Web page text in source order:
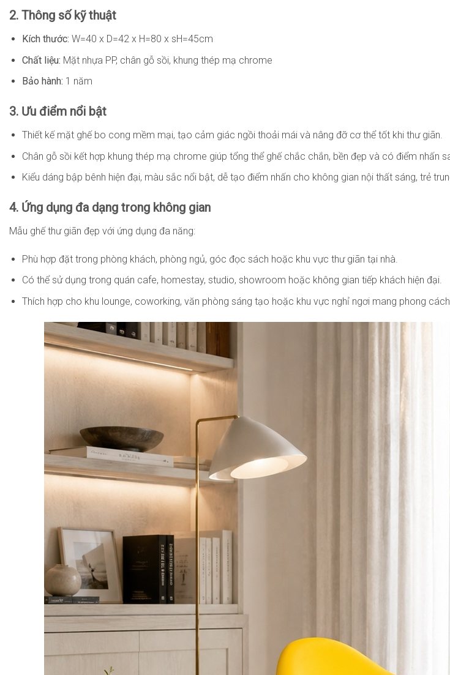
2. Thông số kỹ thuật
Kích thước: W=40 x D=42 x H=80 x sH=45cm
Chất liệu: Mặt nhựa PP, chân gỗ sồi, khung thép mạ chrome
Bảo hành: 1 năm
3. Ưu điểm nổi bật
Thiết kế mặt ghế bo cong mềm mại, tạo cảm giác ngồi thoải mái và nâng đỡ cơ thể tốt khi thư giãn.
Chân gỗ sồi kết hợp khung thép mạ chrome giúp tổng thể ghế chắc chắn, bền đẹp và có điểm nhấn
Kiểu dáng bập bênh hiện đại, màu sắc nổi bật, dễ tạo điểm nhấn cho không gian nội thất sáng, trẻ
4. Ứng dụng đa dạng trong không gian
Mẫu ghế thư giãn đẹp với ứng dụng đa năng:
Phù hợp đặt trong phòng khách, phòng ngủ, góc đọc sách hoặc khu vực thư giãn tại nhà.
Có thể sử dụng trong quán cafe, homestay, studio, showroom hoặc không gian tiếp khách hiện đại.
Thích hợp cho khu lounge, coworking, văn phòng sáng tạo hoặc khu vực nghỉ ngơi mang phong